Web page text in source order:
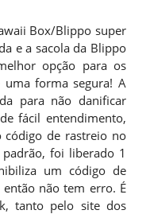
Box/Blippo super
e a sacola da Blippo
opção para os
forma segura! A
para não danificar
fácil entendimento,
código de rastreio no
foi liberado 1
um código de
não tem erro. É
tanto pelo site dos